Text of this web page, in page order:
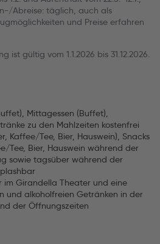
Abreise: täglich, auch als
und Preise erfahren
ist gültig vom 1.1.2026 bis 31.12.2026.
Mittagessen (Buffet),
zu den Mahlzeiten kostenfrei
Kaffee/Tee, Bier, Hauswein), Snacks
Tee, Bier, Hauswein während der
sowie tagsüber während der
im Girandella Theater und eine
und alkoholfreien Getränken in der
der Öffnungszeiten